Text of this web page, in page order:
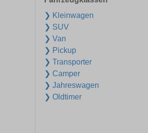
❯ Kleinwagen
❯ SUV
❯ Van
❯ Pickup
❯ Transporter
❯ Camper
❯ Jahreswagen
❯ Oldtimer